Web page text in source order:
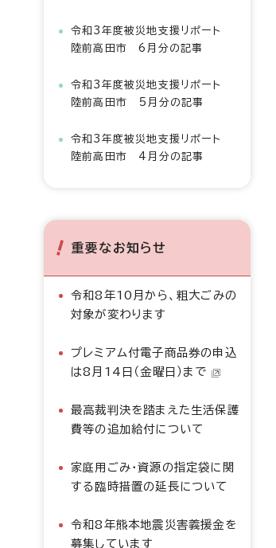
令和3年度被災地支援リポート
陸前高田市 6月分の記事
令和3年度被災地支援リポート
陸前高田市 5月分の記事
令和3年度被災地支援リポート
陸前高田市 4月分の記事
重要なお知らせ
令和8年10月から、粗大ごみの
対象が変わります
プレミアム付電子商品券の申込
は8月14日（金曜日）まで
最高裁判決を踏まえた生活保護
費等の追加給付について
家庭用ごみ・資源の指定袋に関
する臨時措置の延長について
令和8年熊本地震災害義援金を
募集しています